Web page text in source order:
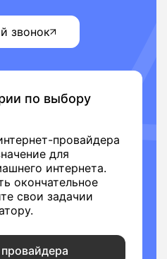
звонок
по выбору
провайдера
для
интернета.
окончательное
свои задачии